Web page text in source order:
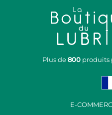
Plus de800produits
E-